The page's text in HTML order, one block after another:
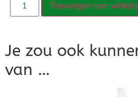
Toevoegen aan
Je zou ook
van …